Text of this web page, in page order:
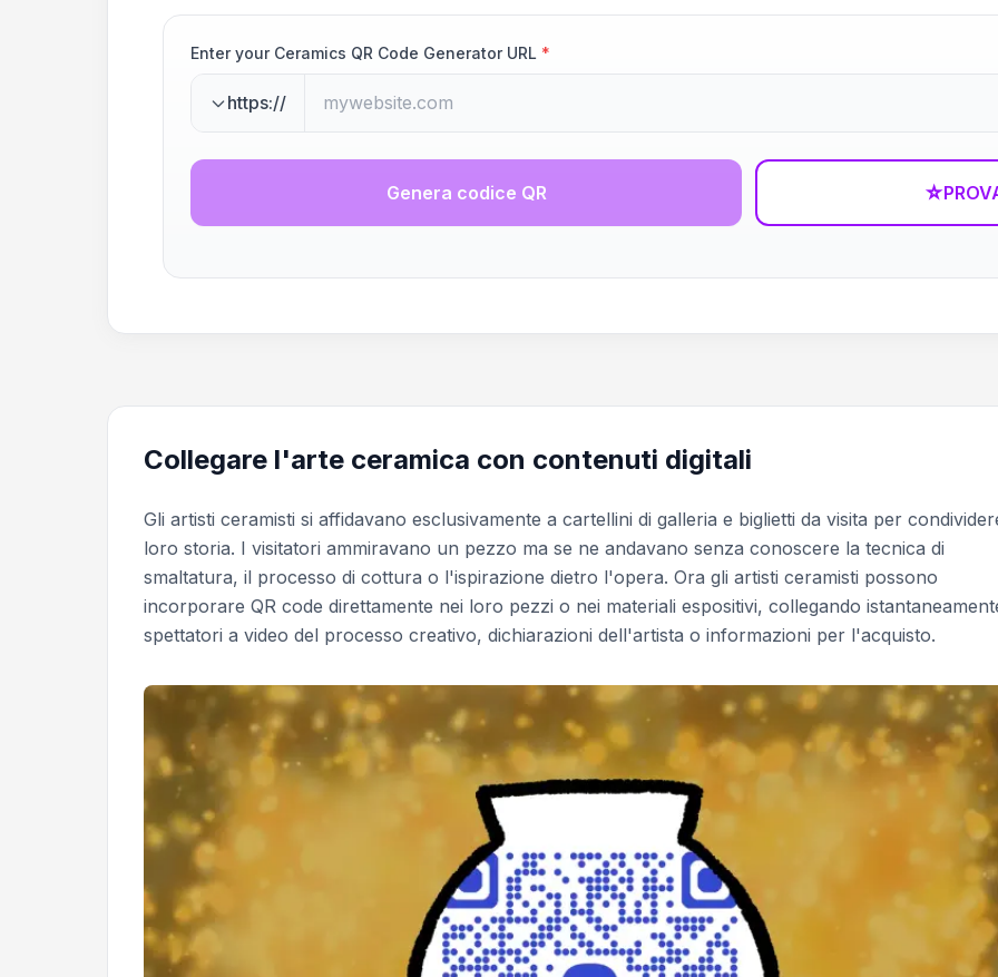
Enter your Ceramics QR Code Generator URL *
https://
Genera codice QR ☆
Collegare l'arte ceramica con contenuti digitali
Gli artisti ceramisti si affidavano esclusivamente a cartellini di galleria e biglietti da visita per
loro storia. I visitatori ammiravano un pezzo ma se ne andavano senza conoscere la tecnica di
smaltatura, il processo di cottura o l'ispirazione dietro l'opera. Ora gli artisti ceramisti possono
incorporare QR code direttamente nei loro pezzi o nei materiali espositivi, collegando
spettatori a video del processo creativo, dichiarazioni dell'artista o informazioni per l'acquisto.